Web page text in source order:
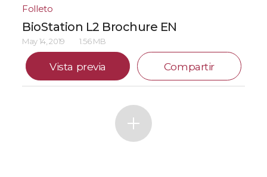
Folleto
BioStation L2 Brochure EN
May 14, 2019 1.56 MB
Vista previa Compartir